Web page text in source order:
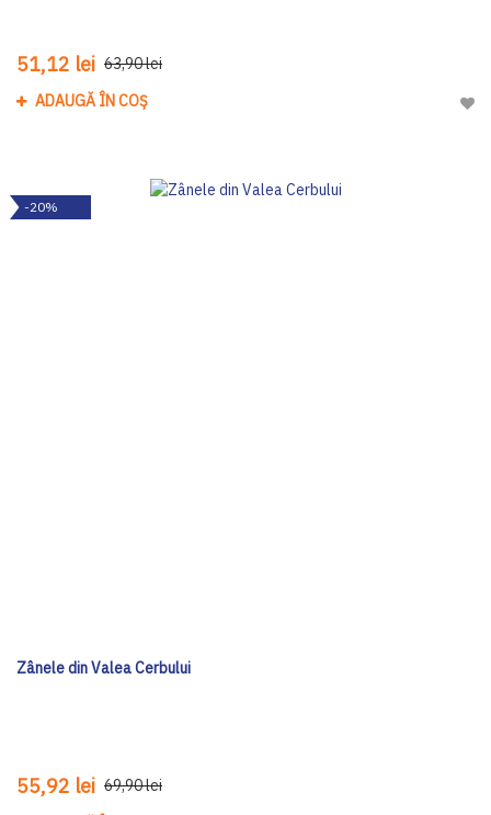
51,12 lei 63,90 lei
ADAUGĂ ÎN COȘ
-20%
Zânele din Valea Cerbului
55,92 lei 69,90 lei